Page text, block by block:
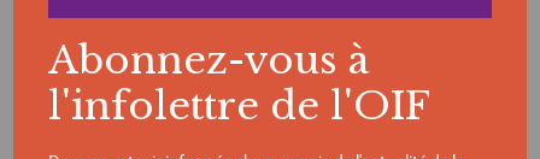
Industries culturelles : Les femmes en haut
de l’affiche
Abonnez-vous à
l'infolettre de l'OIF